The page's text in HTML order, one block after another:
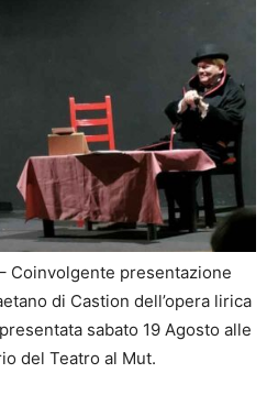
Coinvolgente presentazione
di Castion dell’opera lirica
sabato 19 Agosto alle
del Teatro al Mut.